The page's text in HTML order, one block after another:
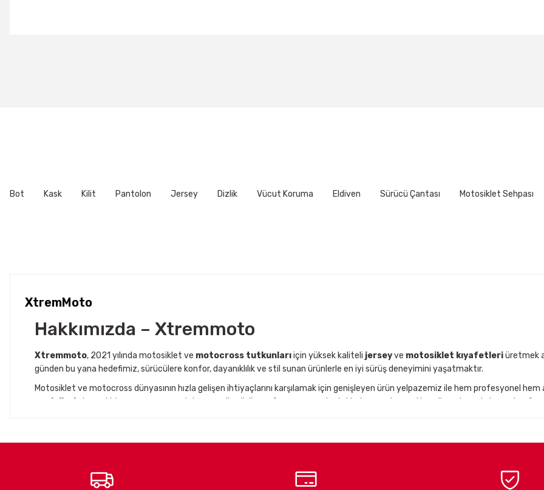
Bot Kask Kilit Pantolon Jersey Dizlik Vücut Koruma Eldiven Sürücü Çantası Motosiklet Sehpası
XtremMoto
Hakkımızda – Xtremmoto
Xtremmoto, 2021 yılında motosiklet ve motocross tutkunlarıiçin yüksek kaliteli jerseyve motosiklet kıyafetleriüretmek
günden bu yana hedefimiz, sürücülere konfor, dayanıklılık ve stil sunan ürünlerle en iyi sürüş deneyimini yaşatmaktır.
Motosiklet ve motocross dünyasının hızla gelişen ihtiyaçlarını karşılamak için genişleyen ürün yelpazemiz ile hem profesyonel
modelleri , dayanıklı kumaş yapısı ve şık tasarımı ile sürüş performansınızı desteklerken, zorlu arazi koşullarında maksimum konfor
Misyonumuz